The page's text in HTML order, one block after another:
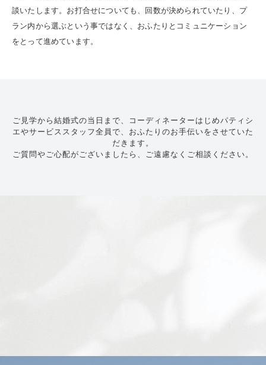
談いたします。お打合せについても、回数が決められていたり、プ
ラン内から選ぶという事ではなく、おふたりとコミュニケーション
をとって進めています。
ご見学から結婚式の当日まで、コーディネーターはじめパティシ
エやサービススタッフ全員で、おふたりのお手伝いをさせていた
だきます。
ご質問やご心配がございましたら、ご遠慮なくご相談ください。